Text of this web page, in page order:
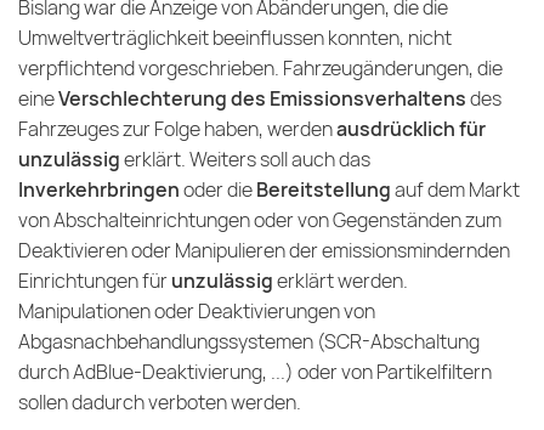
Bislang war die Anzeige von Abänderungen, die die
Umweltverträglichkeit beeinflussen konnten, nicht
verpflichtend vorgeschrieben. Fahrzeugänderungen, die
eineVerschlechterung des Emissionsverhaltensdes
Fahrzeuges zur Folge haben, werdenausdrücklich für
unzulässigerklärt. Weiters soll auch das
Inverkehrbringenoder dieBereitstellungauf dem Markt
von Abschalteinrichtungen oder von Gegenständen zum
Deaktivieren oder Manipulieren der emissionsmindernden
Einrichtungen fürunzulässigerklärt werden.
Manipulationen oder Deaktivierungen von
Abgasnachbehandlungssystemen (SCR-Abschaltung
durch AdBlue-Deaktivierung, ...) oder von Partikelfiltern
sollen dadurch verboten werden.